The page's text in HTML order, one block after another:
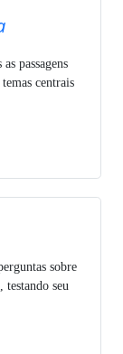
passagens
centrais
sobre
testando seu